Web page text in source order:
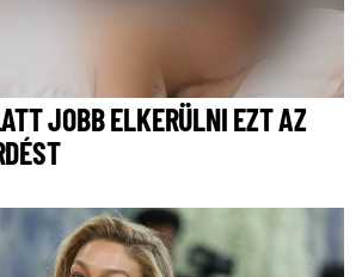
JOBB ELKERÜLNI EZT AZ